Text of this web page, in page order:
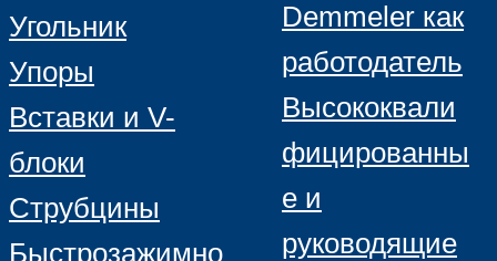
Угольник
Упоры
Вставки и V-
блоки
Струбцины
Быстрозажимно
Demmeler как
работодатель
Высококвали
фицированны
е и
руководящие